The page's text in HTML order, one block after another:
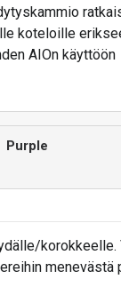
johtoja
koteloille
AIOn käyttöön
Purple
korokkeelle.
menevästä